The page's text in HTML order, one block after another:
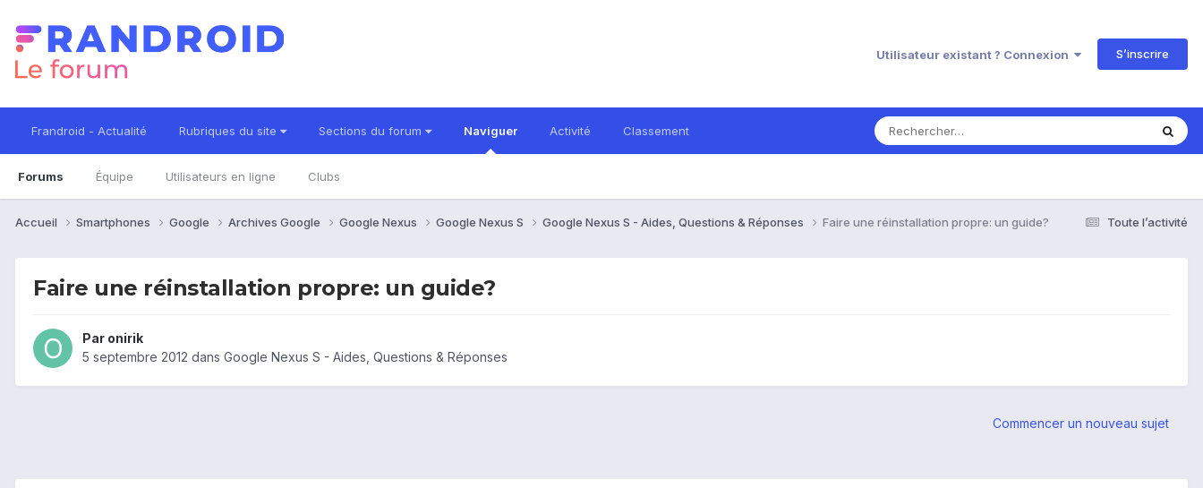
Utilisateur existant ? Connexion S’inscrire
Frandroid - Actualité Rubriques du site Sections du forum Naviguer
Forums Équipe Utilisateurs en ligne Clubs
Activité Classement
Toute l’activité
Accueil Smartphones Google Archives Google Google Nexus Google Nexus S Google Nexus S - Aides, Questions & Réponses Faire une réinstallation propre: un guide?
Faire une réinstallation propre: un guide?
Par onirik
5 septembre 2012 dans Google Nexus S - Aides, Questions & Réponses
Commencer un nouveau sujet